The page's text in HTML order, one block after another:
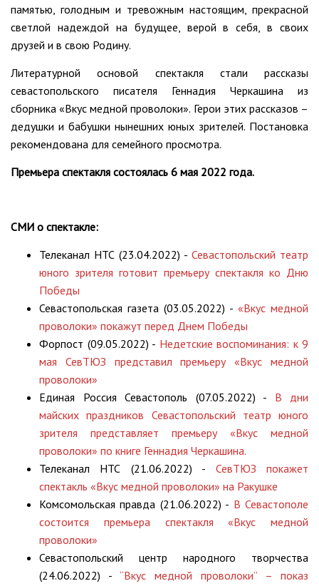
памятью, голодным и тревожным настоящим, прекрасной
светлой надеждой на будущее, верой в себя, в своих
друзей и в свою Родину.
Литературной основой спектакля стали рассказы
севастопольского писателя Геннадия Черкашина из
сборника «Вкус медной проволоки». Герои этих рассказов –
дедушки и бабушки нынешних юных зрителей. Постановка
рекомендована для семейного просмотра.
Премьера спектакля состоялась 6 мая 2022 года.
СМИ о спектакле:
Телеканал НТС (23.04.2022) - Севастопольский театр
юного зрителя готовит премьеру спектакля ко Дню
Победы
Севастопольская газета (03.05.2022) - «Вкус медной
проволоки» покажут перед Днем Победы
Форпост (09.05.2022) - Недетские воспоминания: к 9
мая СевТЮЗ представил премьеру «Вкус медной
проволоки»
Единая Россия Севастополь (07.05.2022) - В дни
майских праздников Севастопольский театр юного
зрителя представляет премьеру «Вкус медной
проволоки» по книге Геннадия Черкашина.
Телеканал НТС (21.06.2022) - СевТЮЗ покажет
спектакль «Вкус медной проволоки» на Ракушке
Комсомольская правда (21.06.2022) - В Севастополе
состоится премьера спектакля «Вкус медной
проволоки»
Севастопольский центр народного творчества
(24.06.2022) - “Вкус медной проволоки” – показ